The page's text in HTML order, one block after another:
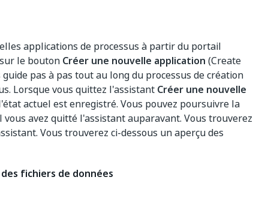
applications de processus à partir du portail
le bouton Créer une nouvelle application (Create
pas à pas tout au long du processus de création
Lorsque vous quittez l'assistant Créer une nouvelle
actuel est enregistré. Vous pouvez poursuivre la
avez quitté l'assistant auparavant. Vous trouverez
Vous trouverez ci-dessous un aperçu des
fichiers de données